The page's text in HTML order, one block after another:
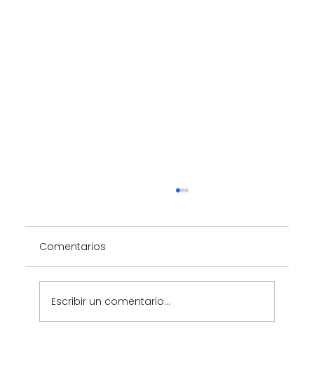
Comentarios
Escribir un comentario...